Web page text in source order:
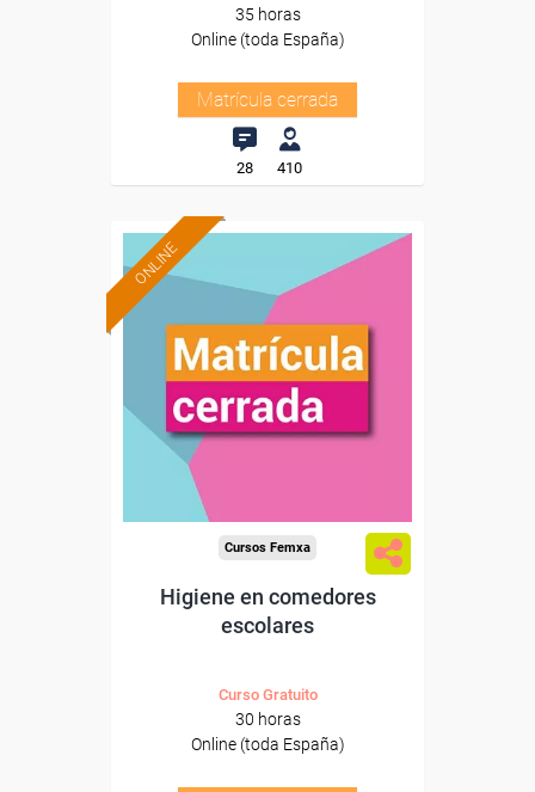
35 horas
Online (toda España)
Matrícula cerrada
28 410
ONLINE
Cursos Femxa
Higiene en comedores
escolares
Curso Gratuito
30 horas
Online (toda España)